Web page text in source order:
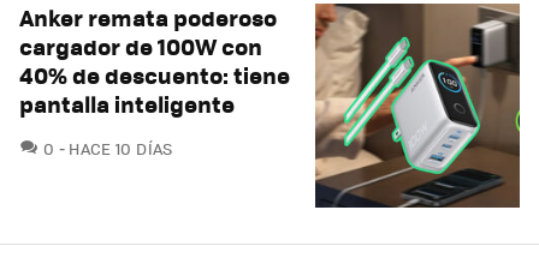
Anker remata poderoso
cargador de 100W con
40% de descuento: tiene
pantalla inteligente
0 COMENTARIOS
HACE 10 DÍAS